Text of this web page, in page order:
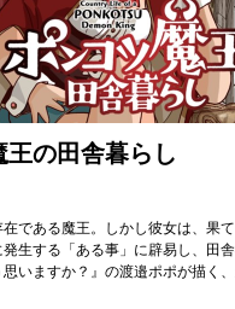
王の田舎暮らし
である魔王。しかし彼女は、果
発生する「ある事」に辟易し、
いますか？』の渡邉ポポが描く